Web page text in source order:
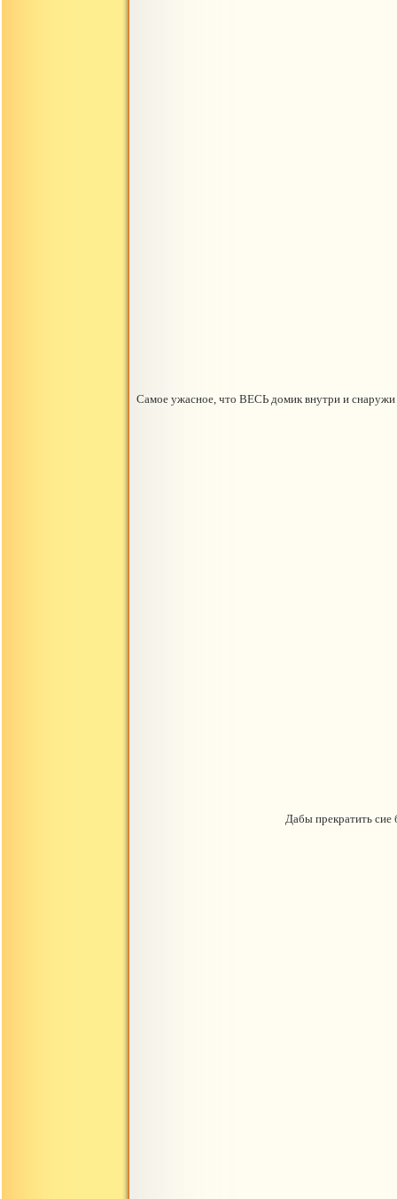
Самое ужасное, что ВЕСЬ домик внутри и снаружи
Дабы прекратить сие